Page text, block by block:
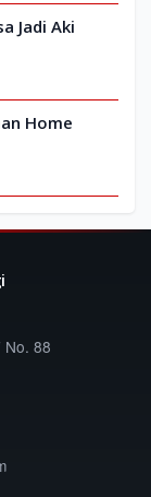
Jadi Aki
Home
No. 88